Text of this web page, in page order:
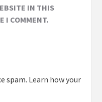
IN THIS
I COMMENT.
spam. Learn how your